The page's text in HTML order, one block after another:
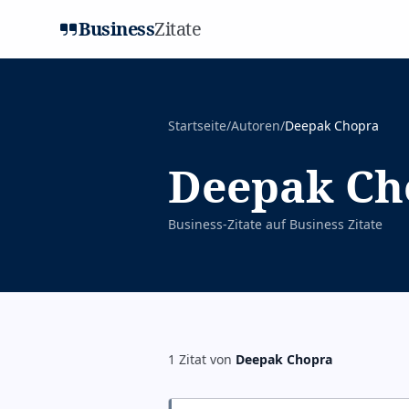
BusinessZitate
Startseite/Autoren/Deepak Chopra
Deepak
Business-Zitate auf Business Zitate
1 Zitat von Deepak Chopra